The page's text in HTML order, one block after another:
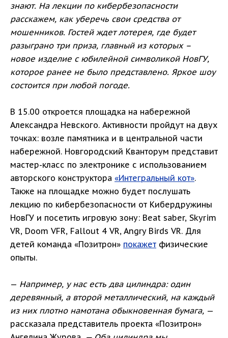
знают. На лекции по кибербезопасности
расскажем, как уберечь свои средства от
мошенников. Гостей ждет лотерея, где будет
разыграно три приза, главный из которых –
новое изделие с юбилейной символикой НовГУ,
которое ранее не было представлено. Яркое шоу
состоится при любой погоде.
В 15.00 откроется площадка на набережной
Александра Невского. Активности пройдут на двух
точках: возле памятника и в центральной части
набережной. Новгородский Кванторум представит
мастер-класс по электронике с использованием
авторского конструктора «Интегральный кот».
Также на площадке можно будет послушать
лекцию по кибербезопасности от Кибердружины
НовГУ и посетить игровую зону: Beat saber, Skyrim
VR, Doom VFR, Fallout 4 VR, Angry Birds VR. Для
детей команда «Позитрон» покажет физические
опыты.
— Например, у нас есть два цилиндра: один
деревянный, а второй металлический, на каждый
из них плотно намотана обыкновенная бумага, —
рассказала представитель проекта «Позитрон»